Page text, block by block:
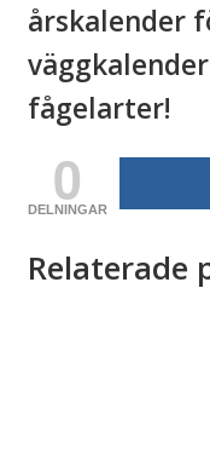
årskalender
fågelarter!
0
DELNINGAR
Relaterade